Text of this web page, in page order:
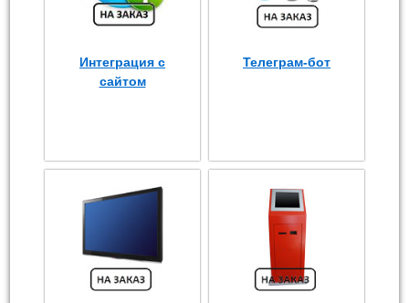
Интеграция с
сайтом
Телеграм-бот